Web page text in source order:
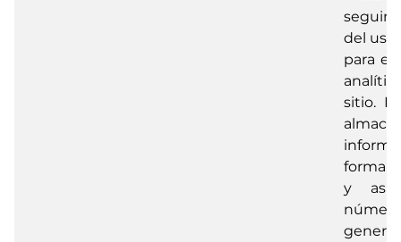
del uso
para el
sitio.
forma
y
número